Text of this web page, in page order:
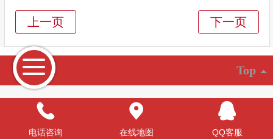
Top
2015 njjdsd 版权所有
电脑版
电话咨询
在线地图 QQ客服